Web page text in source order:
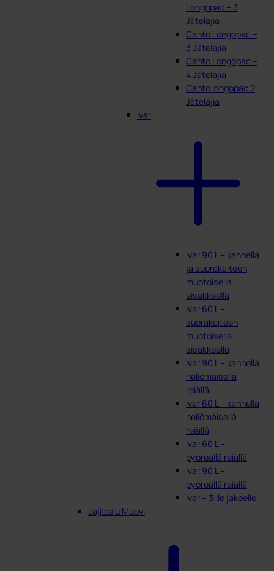
Longopac – 3
Jätelajia
Canto Longopac –
3 Jätelajia
Canto Longopac –
4 Jätelajia
Canto longopac 2
Jätelajia
Ivar
Ivar 90 L – kannella
ja suorakaiteen
muotoisella
sisäkkeellä
Ivar 60 L –
suorakaiteen
muotoisella
sisäkkeellä
Ivar 90 L – kannella
neliömäisellä
reiällä
Ivar 60 L – kannella
neliömäisellä
reiällä
Ivar 60 L –
pyöreällä reiällä
Ivar 90 L –
pyöreällä reiällä
Ivar – 3:lle jakeelle
Lajittelu Muovi